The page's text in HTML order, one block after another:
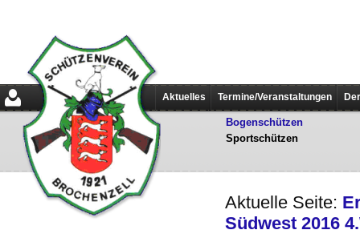
Aktuelles Termine/Veranstaltungen
Bogenschützen
Sportschützen
Aktuelle Seite:
Südwest 2016